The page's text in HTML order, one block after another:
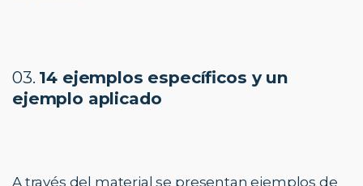
03. 14 ejemplos específicos y un
ejemplo aplicado
A través del material se presentan ejemplos de